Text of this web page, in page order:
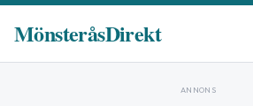
MönsteråsDirekt
ANNONS